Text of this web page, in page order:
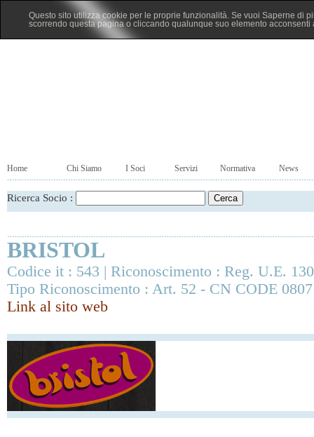
Questo sito utilizza cookie per le proprie funzionalità. Se vuoi Saperne di
scorrendo questa pagina o cliccando qualunque suo elemento acconsenti
Home Chi Siamo I Soci Servizi Normativa News
Ricerca Socio :
BRISTOL
Codice it : 543 | Riconoscimento : Reg. U.E.
Tipo Riconoscimento : Art. 52 - CN CODE
Link al sito web